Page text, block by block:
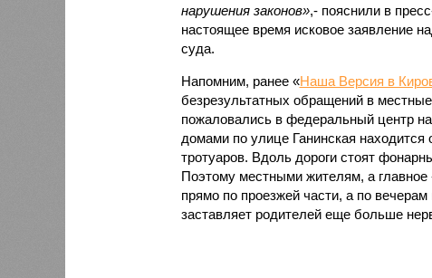
нарушения законов»,- пояснили в
настоящее время исковое заявление
суда.
Напомним, ранее «Наша Версия в
безрезультатных обращений в
пожаловались в федеральный центр
домами по улице Ганинская
тротуаров. Вдоль дороги стоят
Поэтому местными жителям, а главное
прямо по проезжей части, а по
заставляет родителей еще больше